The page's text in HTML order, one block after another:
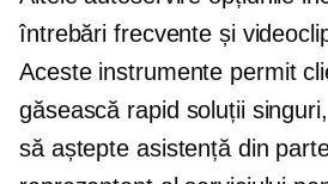
întrebări frecvente și
Aceste instrumente permit
găsească rapid soluții
să aștepte asistență din